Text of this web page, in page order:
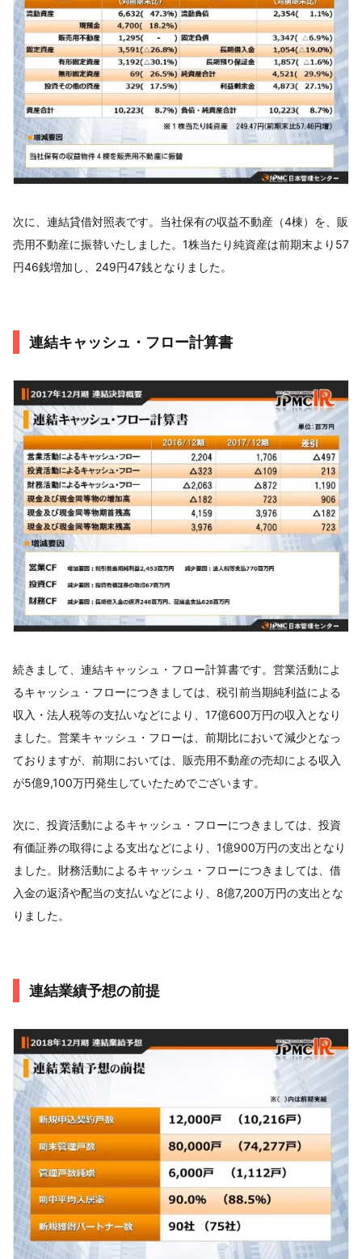
次に、連結貸借対照表です。当社保有の収益不動産（4棟）を、販
売用不動産に振替いたしました。1株当たり純資産は前期末より57
円46銭増加し、249円47銭となりました。
連結キャッシュ・フロー計算書
続きまして、連結キャッシュ・フロー計算書です。営業活動によ
るキャッシュ・フローにつきましては、税引前当期純利益による
収入・法人税等の支払いなどにより、17億600万円の収入となり
ました。営業キャッシュ・フローは、前期比において減少となっ
ておりますが、前期においては、販売用不動産の売却による収入
が5億9,100万円発生していたためでございます。
次に、投資活動によるキャッシュ・フローにつきましては、投資
有価証券の取得による支出などにより、1億900万円の支出となり
ました。財務活動によるキャッシュ・フローにつきましては、借
入金の返済や配当の支払いなどにより、8億7,200万円の支出とな
りました。
連結業績予想の前提